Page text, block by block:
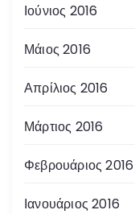
Ιούνιος 2016
Μάιος 2016
Απρίλιος 2016
Μάρτιος 2016
Φεβρουάριος 2016
Ιανουάριος 2016